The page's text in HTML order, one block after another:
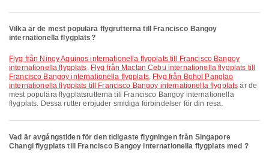
Vilka är de mest populära flygrutterna till Francisco Bangoy
internationella flygplats?
Flyg från Ninoy Aquinos internationella flygplats till Francisco Bangoy
internationella flygplats, Flyg från Mactan Cebu internationella flygplats till
Francisco Bangoy internationella flygplats, Flyg från Bohol Panglao
internationella flygplats till Francisco Bangoy internationella flygplats är de
mest populära flygplatsrutterna till Francisco Bangoy internationella
flygplats. Dessa rutter erbjuder smidiga förbindelser för din resa.
Vad är avgångstiden för den tidigaste flygningen från Singapore
Changi flygplats till Francisco Bangoy internationella flygplats med ?